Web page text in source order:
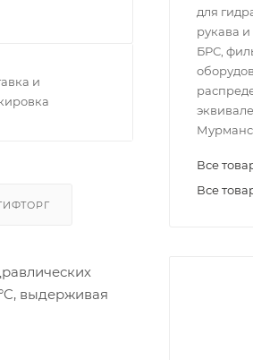
и
выдерживая
для
рукава
БРС,
Все
Все